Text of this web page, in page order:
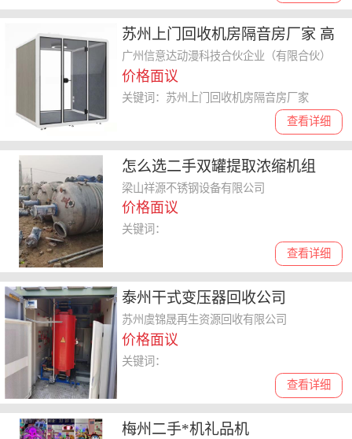
苏州上门回收机房隔音房厂家 高
价回收
广州信意达动漫科技合伙企业（有限合伙）
价格面议
查看详细
关键词：苏州上门回收机房隔音房厂家
怎么选二手双罐提取浓缩机组
梁山祥源不锈钢设备有限公司
价格面议
查看详细
关键词：
泰州干式变压器回收公司
苏州虞锦晟再生资源回收有限公司
价格面议
查看详细
关键词：
梅州二手*机礼品机